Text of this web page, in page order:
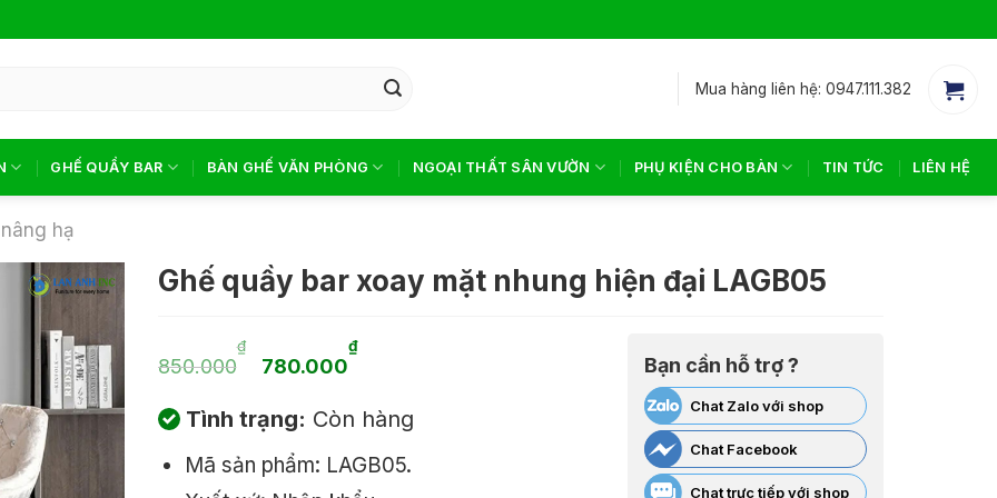
Mua hàng liên hệ: 0947.111.382
GHẾ QUẦY BAR BÀN GHẾ VĂN PHÒNG NGOẠI THẤT SÂN VƯỜN PHỤ KIỆN CHO BÀN TIN TỨC LIÊN HỆ
hạ
Ghế quầy bar xoay mặt nhung hiện đại LAGB05
850.000
₫
Giá
gốc
là:
850.000₫.
780.000
₫Giá
hiện
tại
là:
Tình trạng: Còn hàng
Mã sản phẩm: LAGB05.
Bạn cần hỗ trợ ?
Chat Zalo với shop
Chat Facebook
Chat trực tiếp với shop